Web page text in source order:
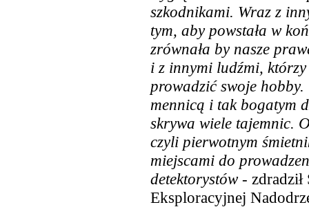
szkodnikami. Wraz z
tym, aby powstała w
zrównała by nasze
i z innymi ludźmi,
prowadzić swoje hobby.
mennicą i tak bogatym
skrywa wiele tajemnic.
czyli pierwotnym
miejscami do
detektorystów- zdradził
Eksploracyjnej